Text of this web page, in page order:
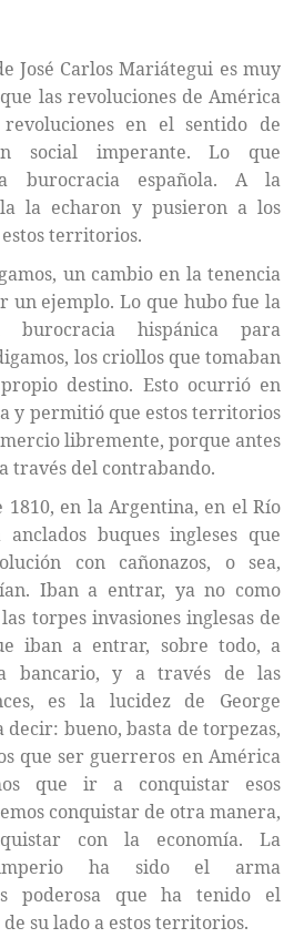
José Carlos Mariátegui es muy
las revoluciones de América
en el sentido de
social imperante. Lo que
burocracia española. A la
la echaron y pusieron a los
territorios.
un cambio en la tenencia
un ejemplo. Lo que hubo fue la
hispánica para
los criollos que tomaban
destino. Esto ocurrió en
y permitió que estos territorios
libremente, porque antes
través del contrabando.
1810, en la Argentina, en el Río
buques ingleses que
con cañonazos, o sea,
Iban a entrar, ya no como
torpes invasiones inglesas de
iban a entrar, sobre todo, a
bancario, y a través de las
es la lucidez de George
decir: bueno, basta de torpezas,
que ser guerreros en América
que ir a conquistar esos
conquistar de otra manera,
con la economía. La
ha sido el arma
poderosa que ha tenido el
su lado a estos territorios.